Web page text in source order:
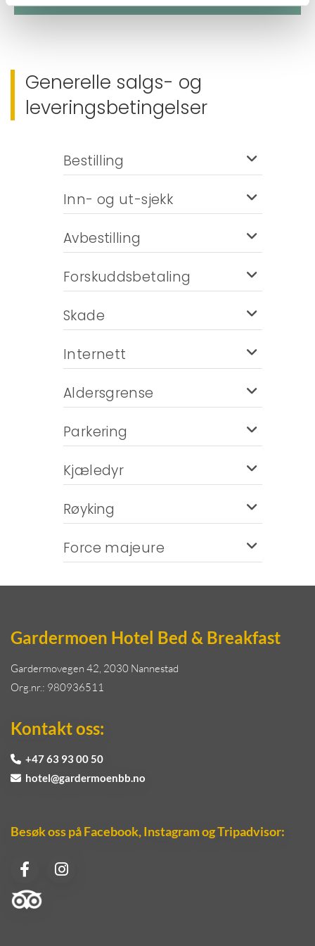
Generelle salgs- og
leveringsbetingelser
Bestilling
Inn- og ut-sjekk
Avbestilling
Forskuddsbetaling
Skade
Internett
Aldersgrense
Parkering
Kjæledyr
Røyking
Force majeure
Gardermoen Hotel Bed & Breakfast
Gardermovegen 42, 2030 Nannestad
Org.nr.: 980936511
Kontakt oss:
 +47 63 93 00 50
 hotel@gardermoenbb.no
Besøk oss på Facebook, Instagram og Tripadvisor: